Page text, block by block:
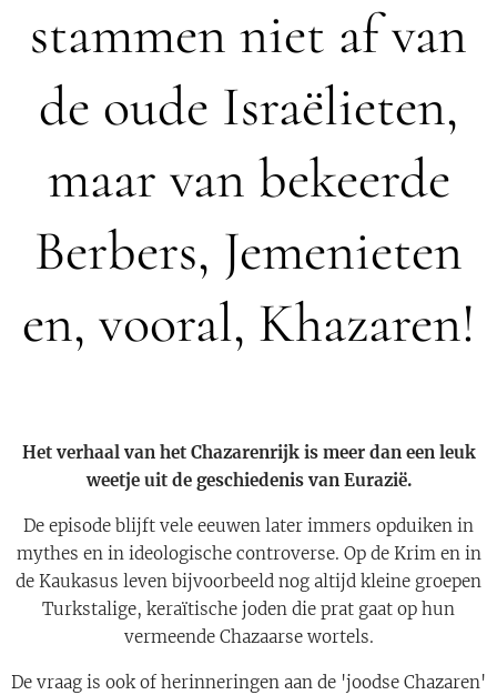
stammen niet af van
de oude Israëlieten,
maar van bekeerde
Berbers, Jemenieten
en, vooral, Khazaren!
Het verhaal van het Chazarenrijk is meer dan een leuk
weetje uit de geschiedenis van Eurazië.
De episode blijft vele eeuwen later immers opduiken in
mythes en in ideologische controverse. Op de Krim en in
de Kaukasus leven bijvoorbeeld nog altijd kleine groepen
Turkstalige, keraïtische joden die prat gaat op hun
vermeende Chazaarse wortels.
De vraag is ook of herinneringen aan de 'joodse Chazaren'